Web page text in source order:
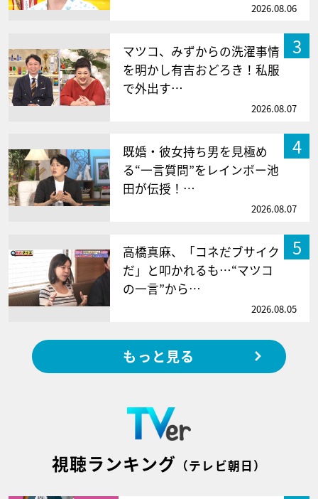
2026.08.06
3
マツコ、みずからの洗濯事情
を明かし有吉おどろき！私服
で外出す…
2026.08.07
4
既婚・彼女持ち男を見極め
る“一言質問”をレインボー池
田が伝授！…
2026.08.07
5
高橋真麻、「コネだブサイク
だ」と叩かれるも…“マツコ
の一言”から…
2026.08.05
もっと見る
視聴ランキング （テレビ朝日）